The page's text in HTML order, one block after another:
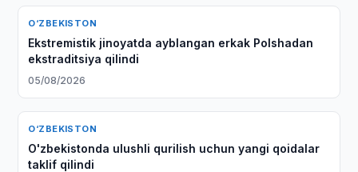
O‘ZBEKISTON
Ekstremistik jinoyatda ayblangan erkak Polshadan
ekstraditsiya qilindi
05/08/2026
O‘ZBEKISTON
O'zbekistonda ulushli qurilish uchun yangi qoidalar
taklif qilindi